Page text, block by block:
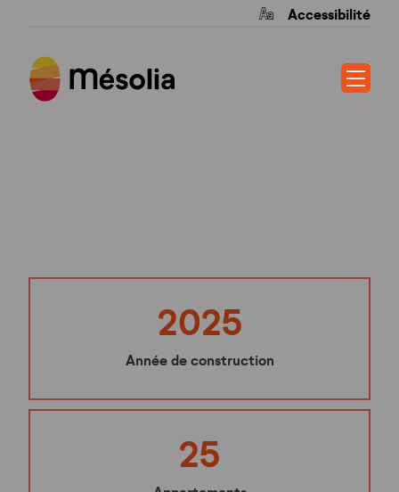
Accessibilité
2025
Année de construction
25